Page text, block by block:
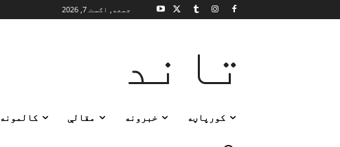
جمعه, اګست 7, 2026
تاند
کورپاڼه خبرونه مقالې کالمونه